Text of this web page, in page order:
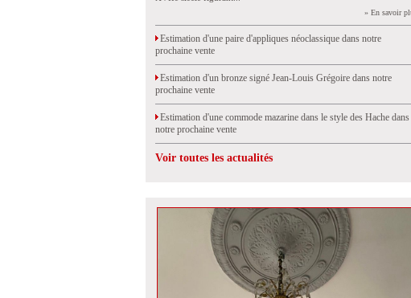
» En savoir
Estimation d'une paire d'appliques néoclassique dans notre
prochaine vente
Estimation d'un bronze signé Jean-Louis Grégoire dans notre
prochaine vente
Estimation d'une commode mazarine dans le style des Hache dans
notre prochaine vente
Voir toutes les actualités